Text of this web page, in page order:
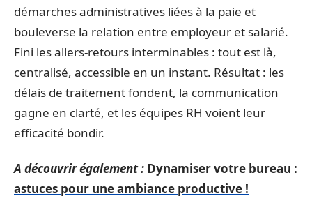
démarches administratives liées à la paie et
bouleverse la relation entre employeur et salarié.
Fini les allers-retours interminables : tout est là,
centralisé, accessible en un instant. Résultat : les
délais de traitement fondent, la communication
gagne en clarté, et les équipes RH voient leur
efficacité bondir.
A découvrir également : Dynamiser votre bureau :
astuces pour une ambiance productive !